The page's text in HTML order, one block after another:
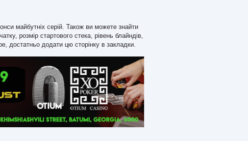
майбутніх серій. Також ви можете знайти
розмір стартового стека, рівень блайндів,
достатньо додати цю сторінку в закладки.